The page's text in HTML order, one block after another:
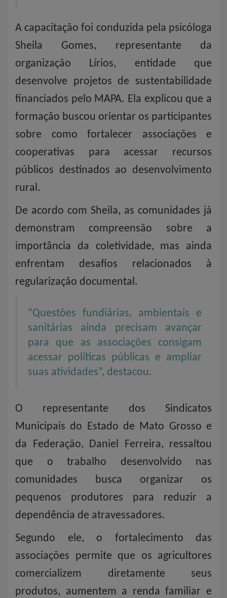
A capacitação foi conduzida pela psicóloga
Sheila Gomes, representante da
organização Lírios, entidade que
desenvolve projetos de sustentabilidade
financiados pelo MAPA. Ela explicou que a
formação buscou orientar os participantes
sobre como fortalecer associações e
cooperativas para acessar recursos
públicos destinados ao desenvolvimento
rural.
De acordo com Sheila, as comunidades já
demonstram compreensão sobre a
importância da coletividade, mas ainda
enfrentam desafios relacionados à
regularização documental.
“Questões fundiárias, ambientais e
sanitárias ainda precisam avançar
para que as associações consigam
acessar políticas públicas e ampliar
suas atividades”, destacou.
O representante dos Sindicatos
Municipais do Estado de Mato Grosso e
da Federação, Daniel Ferreira, ressaltou
que o trabalho desenvolvido nas
comunidades busca organizar os
pequenos produtores para reduzir a
dependência de atravessadores.
Segundo ele, o fortalecimento das
associações permite que os agricultores
comercializem diretamente seus
produtos, aumentem a renda familiar e